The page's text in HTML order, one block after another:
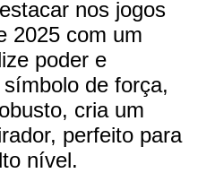
nos jogos
2025 com um
poder e
de força,
cria um
perfeito para
nível.